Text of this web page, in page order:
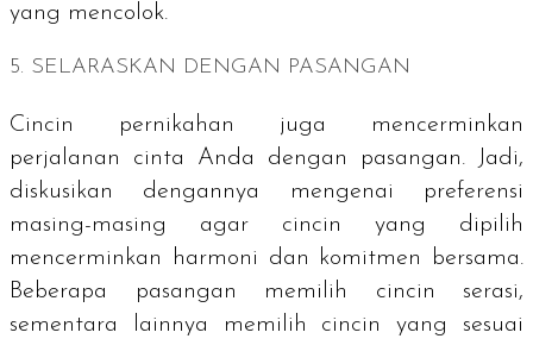
yang mencolok.
5. SELARASKAN DENGAN PASANGAN
Cincin pernikahan juga mencerminkan
perjalanan cinta Anda dengan pasangan. Jadi,
diskusikan dengannya mengenai preferensi
masing-masing agar cincin yang dipilih
mencerminkan harmoni dan komitmen bersama.
Beberapa pasangan memilih cincin serasi,
sementara lainnya memilih cincin yang sesuai